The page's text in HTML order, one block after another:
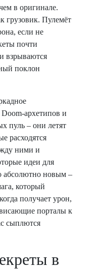
в оригинале.
грузовик. Пулемёт
если не
почти
взрываются
поклон
архетипов и
пуль – они летят
расходятся
ними и
идеи для
абсолютно новым –
который
получает урон,
порталы к
сыплются
в